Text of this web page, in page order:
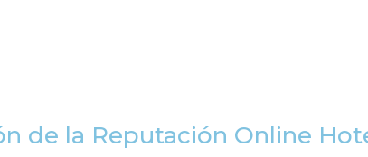
de la Reputación Online